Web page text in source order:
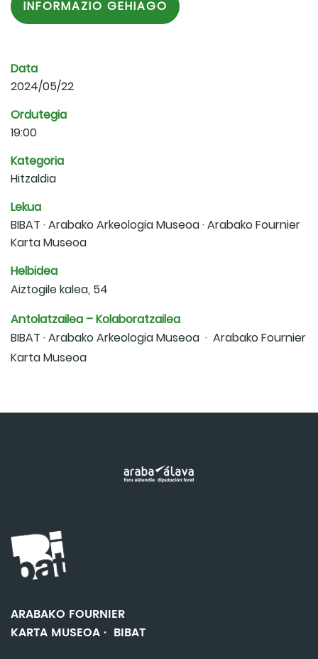
INFORMAZIO GEHIAGO
Data
2024/05/22
Ordutegia
19:00
Kategoria
Hitzaldia
Lekua
BIBAT · Arabako Arkeologia Museoa · Arabako Fournier
Karta Museoa
Helbidea
Aiztogile kalea, 54
Antolatzailea – Kolaboratzailea
BIBAT · Arabako Arkeologia Museoa · Arabako Fournier
Karta Museoa
ARABAKO FOURNIER
KARTA MUSEOA · BIBAT